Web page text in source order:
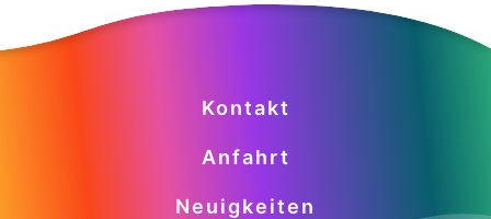
Kontakt
Anfahrt
Neuigkeiten